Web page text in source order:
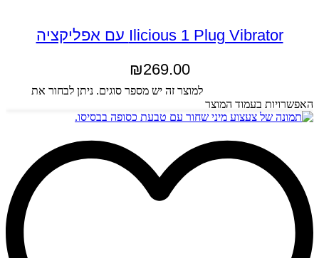
Ilicious 1 Plug Vibrator עם אפליקציה
₪269.00
למוצר זה יש מספר סוגים. ניתן לבחור את
האפשרויות בעמוד המוצר